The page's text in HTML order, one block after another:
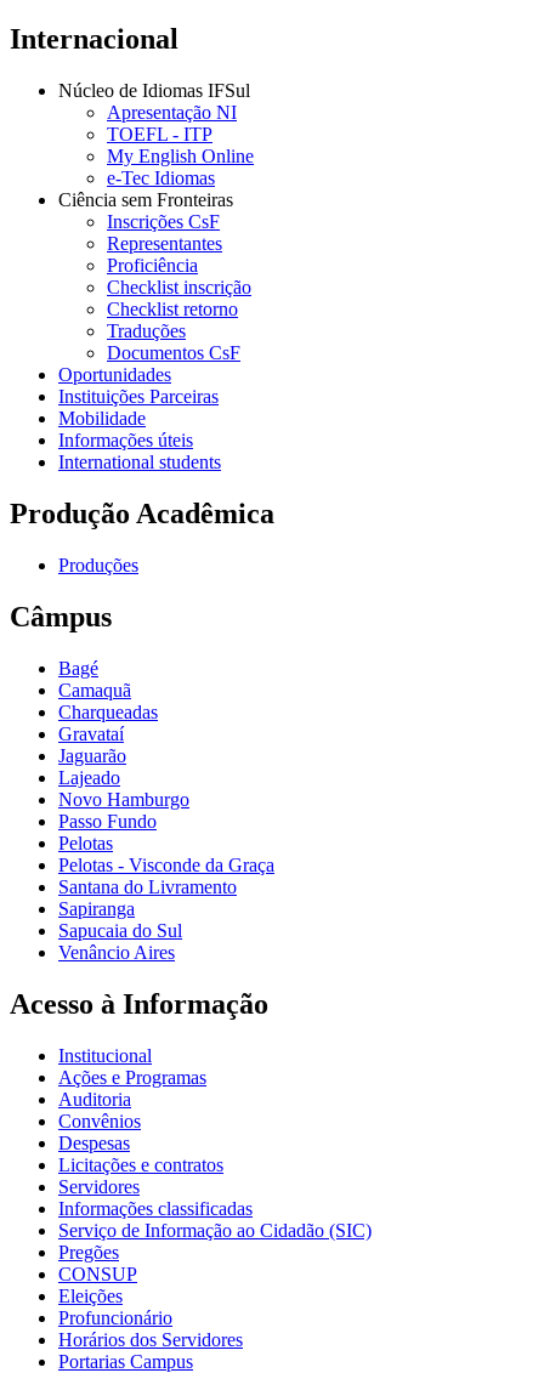
Internacional
Núcleo de Idiomas IFSul
Apresentação NI
TOEFL - ITP
My English Online
e-Tec Idiomas
Ciência sem Fronteiras
Inscrições CsF
Representantes
Proficiência
Checklist inscrição
Checklist retorno
Traduções
Documentos CsF
Oportunidades
Instituições Parceiras
Mobilidade
Informações úteis
International students
Produção Acadêmica
Produções
Câmpus
Bagé
Camaquã
Charqueadas
Gravataí
Jaguarão
Lajeado
Novo Hamburgo
Passo Fundo
Pelotas
Pelotas - Visconde da Graça
Santana do Livramento
Sapiranga
Sapucaia do Sul
Venâncio Aires
Acesso à Informação
Institucional
Ações e Programas
Auditoria
Convênios
Despesas
Licitações e contratos
Servidores
Informações classificadas
Serviço de Informação ao Cidadão (SIC)
Pregões
CONSUP
Eleições
Profuncionário
Horários dos Servidores
Portarias Campus